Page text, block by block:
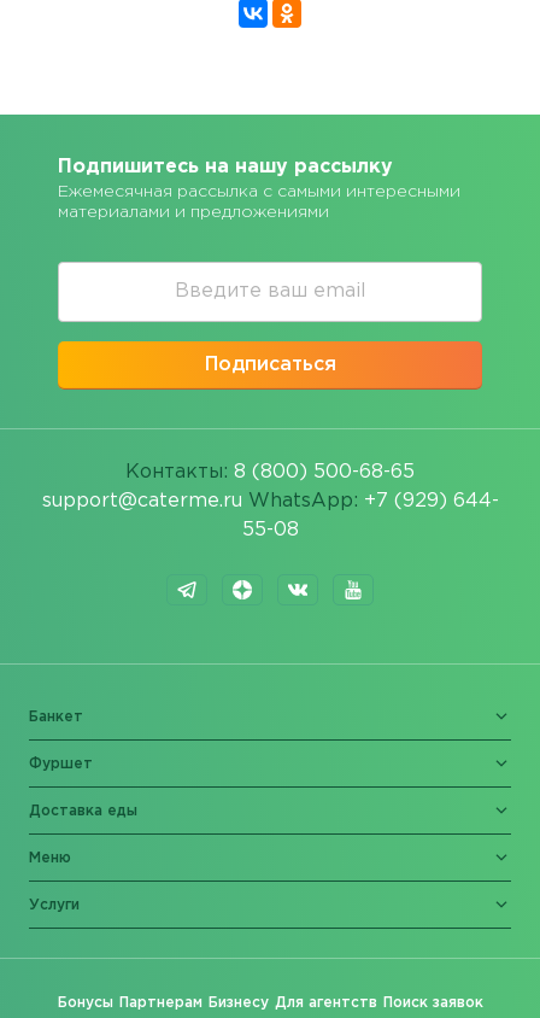
Подпишитесь на нашу рассылку
Ежемесячная рассылка с самыми интересными
материалами и предложениями
Подписаться
Контакты: 8 (800) 500-68-65
support@caterme.ru WhatsApp: +7 (929) 644-
55-08
Банкет
Фуршет
Доставка еды
Меню
Услуги
Бонусы Партнерам Бизнесу Для агентств Поиск заявок